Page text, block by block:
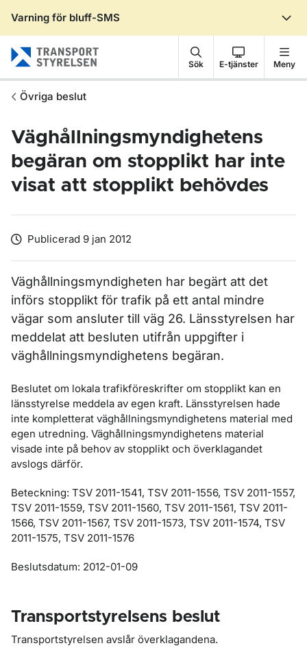
Varning för bluff-SMS
Sök E-tjänster Meny
Övriga beslut
Väghållningsmyndighetens
begäran om stopplikt har inte
visat att stopplikt behövdes
Publicerad 9 jan 2012
Väghållningsmyndigheten har begärt att det
införs stopplikt för trafik på ett antal mindre
vägar som ansluter till väg 26. Länsstyrelsen har
meddelat att besluten utifrån uppgifter i
väghållningsmyndighetens begäran.
Beslutet om lokala trafikföreskrifter om stopplikt kan en
länsstyrelse meddela av egen kraft. Länsstyrelsen hade
inte kompletterat väghållningsmyndighetens material med
egen utredning. Väghållningsmyndighetens material
visade inte på behov av stopplikt och överklagandet
avslogs därför.
Beteckning: TSV 2011-1541, TSV 2011-1556, TSV 2011-1557,
TSV 2011-1559, TSV 2011-1560, TSV 2011-1561, TSV 2011-
1566, TSV 2011-1567, TSV 2011-1573, TSV 2011-1574, TSV
2011-1575, TSV 2011-1576
Beslutsdatum: 2012-01-09
Transportstyrelsens beslut
Transportstyrelsen avslår överklagandena.